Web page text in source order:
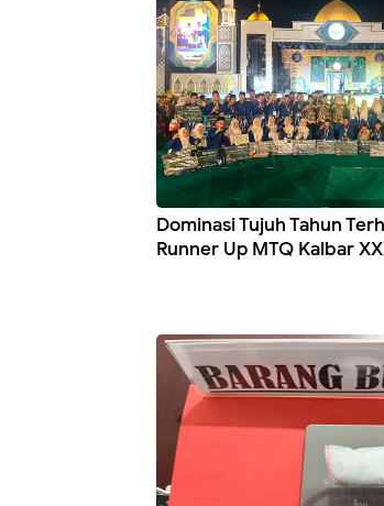
Dominasi Tujuh Tahun
Runner Up MTQ Kalbar